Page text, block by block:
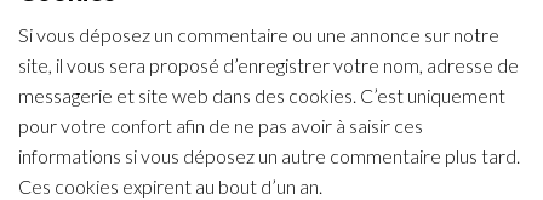
Si vous déposez un commentaire ou une annonce sur notre
site, il vous sera proposé d’enregistrer votre nom, adresse de
messagerie et site web dans des cookies. C’est uniquement
pour votre confort afin de ne pas avoir à saisir ces
informations si vous déposez un autre commentaire plus tard.
Ces cookies expirent au bout d’un an.